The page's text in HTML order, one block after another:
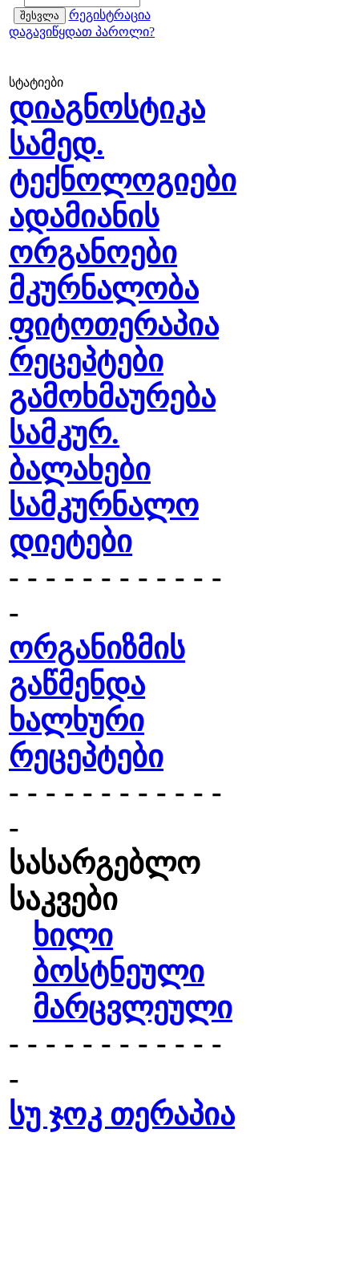
რეგისტრაცია
დაგავიწყდათ პაროლი?
სტატიები
დიაგნოსტიკა
სამედ.
ტექნოლოგიები
ადამიანის
ორგანოები
მკურნალობა
ფიტოთერაპია
რეცეპტები
გამოხმაურება
სამკურ.
ბალახები
სამკურნალო
დიეტები
- - - - - - - - - - - -
-
ორგანიზმის
გაწმენდა
ხალხური
რეცეპტები
- - - - - - - - - - - -
-
სასარგებლო
საკვები
ხილი
ბოსტნეული
მარცვლეული
- - - - - - - - - - - -
-
სუ ჯოკ თერაპია